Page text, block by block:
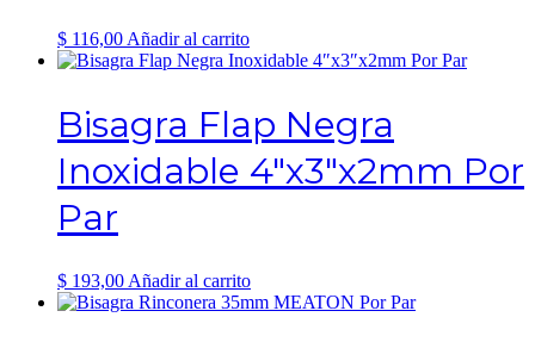
$ 116,00 Añadir al carrito
Bisagra Flap Negra
Inoxidable 4″x3″x2mm Por
Par
$ 193,00 Añadir al carrito